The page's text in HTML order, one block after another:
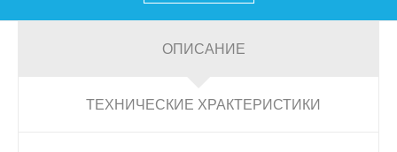
ОПИСАНИЕ
ТЕХНИЧЕСКИЕ ХРАКТЕРИСТИКИ